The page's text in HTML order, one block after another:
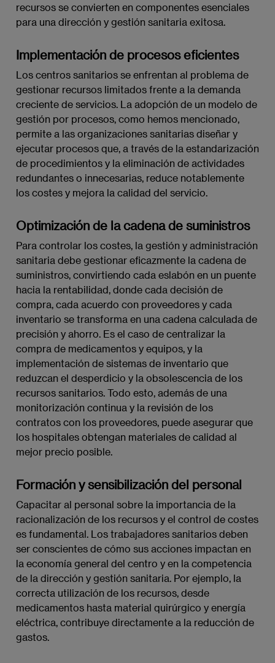
recursos se convierten en componentes esenciales
para una dirección y gestión sanitaria exitosa.
Implementación de procesos eficientes
Los centros sanitarios se enfrentan al problema de
gestionar recursos limitados frente a la demanda
creciente de servicios. La adopción de un modelo de
gestión por procesos, como hemos mencionado,
permite a las organizaciones sanitarias diseñar y
ejecutar procesos que, a través de la estandarización
de procedimientos y la eliminación de actividades
redundantes o innecesarias, reduce notablemente
los costes y mejora la calidad del servicio.
Optimización de la cadena de suministros
Para controlar los costes, la gestión y administración
sanitaria debe gestionar eficazmente la cadena de
suministros, convirtiendo cada eslabón en un puente
hacia la rentabilidad, donde cada decisión de
compra, cada acuerdo con proveedores y cada
inventario se transforma en una cadena calculada de
precisión y ahorro. Es el caso de centralizar la
compra de medicamentos y equipos, y la
implementación de sistemas de inventario que
reduzcan el desperdicio y la obsolescencia de los
recursos sanitarios. Todo esto, además de una
monitorización continua y la revisión de los
contratos con los proveedores, puede asegurar que
los hospitales obtengan materiales de calidad al
mejor precio posible.
Formación y sensibilización del personal
Capacitar al personal sobre la importancia de la
racionalización de los recursos y el control de costes
es fundamental. Los trabajadores sanitarios deben
ser conscientes de cómo sus acciones impactan en
la economía general del centro y en la competencia
de la dirección y gestión sanitaria. Por ejemplo, la
correcta utilización de los recursos, desde
medicamentos hasta material quirúrgico y energía
eléctrica, contribuye directamente a la reducción de
gastos.